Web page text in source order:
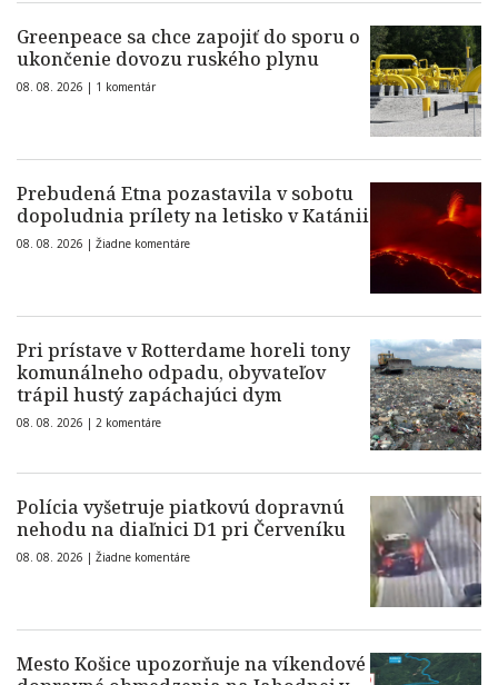
Greenpeace sa chce zapojiť do sporu o
ukončenie dovozu ruského plynu
08. 08. 2026 | 1 komentár
Prebudená Etna pozastavila v sobotu
dopoludnia prílety na letisko v Katánii
08. 08. 2026 | Žiadne komentáre
Pri prístave v Rotterdame horeli tony
komunálneho odpadu, obyvateľov
trápil hustý zapáchajúci dym
08. 08. 2026 | 2 komentáre
Polícia vyšetruje piatkovú dopravnú
nehodu na diaľnici D1 pri Červeníku
08. 08. 2026 | Žiadne komentáre
Mesto Košice upozorňuje na víkendové